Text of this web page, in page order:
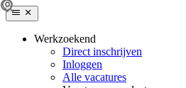
Werkzoekend
Direct inschrijven
Inloggen
Alle vacatures